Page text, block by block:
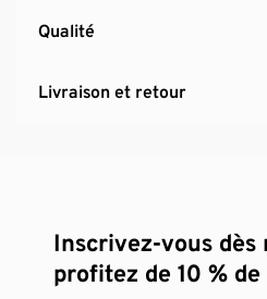
Qualité
Livraison et retour
Inscrivez-vous
profitez de 10 %